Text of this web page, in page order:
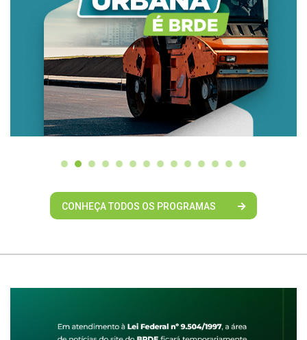
CONHEÇA TODOS OS PROGRAMAS